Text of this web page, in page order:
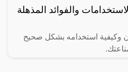
والفوائد المذهلة
وكيفية استخدامه بشكل صحيح